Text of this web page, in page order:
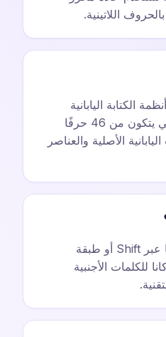
الكتابة اليابانية
الثلاثة. وهي نظام مقطعي يتكون من 46 حرفًا
الأصلية والعناصر
قد تتوفر أحرف الكاتاكانا عبر Shift أو طبقة
للكلمات الأجنبية